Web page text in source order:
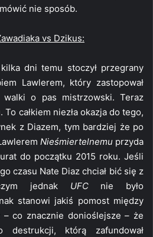
nie sposób.
vs Dzikus:
dni temu stoczył przegrany
Lawlerem, który zastopował
o pas mistrzowski. Teraz
całkiem niezła okazja do tego,
z Diazem, tym bardziej że po
Nieśmiertelnemu przyda
do początku 2015 roku. Jeśli
czasu Nate Diaz chciał bić się z
jednak UFCnie było
stanowi jakiś pomost między
– co znacznie donioślejsze – że
którą zafundował